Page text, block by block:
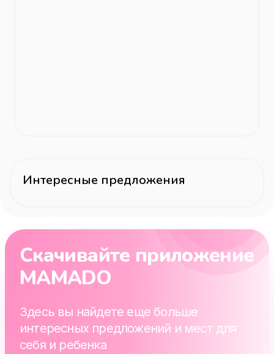
Интересные предложения
Скачивайте приложение
MAMADO
Здесь вы найдете еще больше
интересных предложений и мест для
себя и ребенка